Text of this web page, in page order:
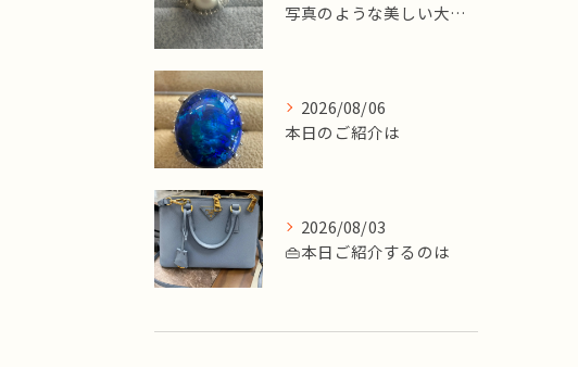
写真のような美しい大粒のパールリングですが、
2026/08/06
本日のご紹介は
2026/08/03
👜本日ご紹介するのは